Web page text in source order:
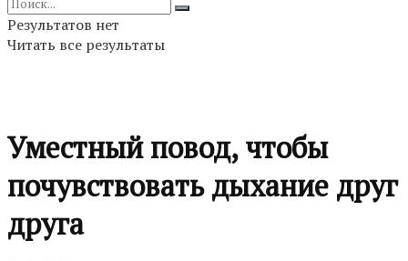
Результатов нет
Читать все результаты
Уместный повод, чтобы
почувствовать дыхание друг
друга